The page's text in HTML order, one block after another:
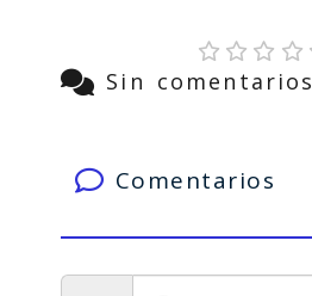
Sin comentarios
Comentarios